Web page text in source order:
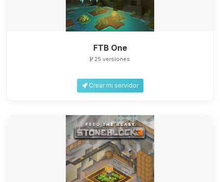
FTB One
25 versiones
Crear mi servidor